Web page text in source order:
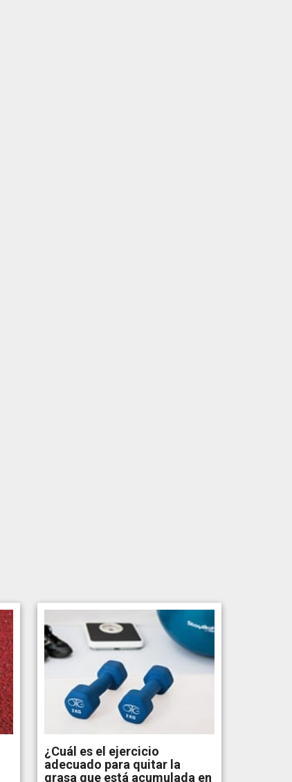
¿Cuál es el ejercicio
adecuado para quitar la
grasa que está acumulada en